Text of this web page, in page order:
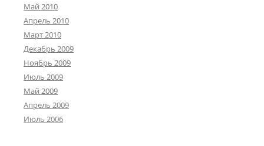
Май 2010
Апрель 2010
Март 2010
Декабрь 2009
Ноябрь 2009
Июль 2009
Май 2009
Апрель 2009
Июль 2006